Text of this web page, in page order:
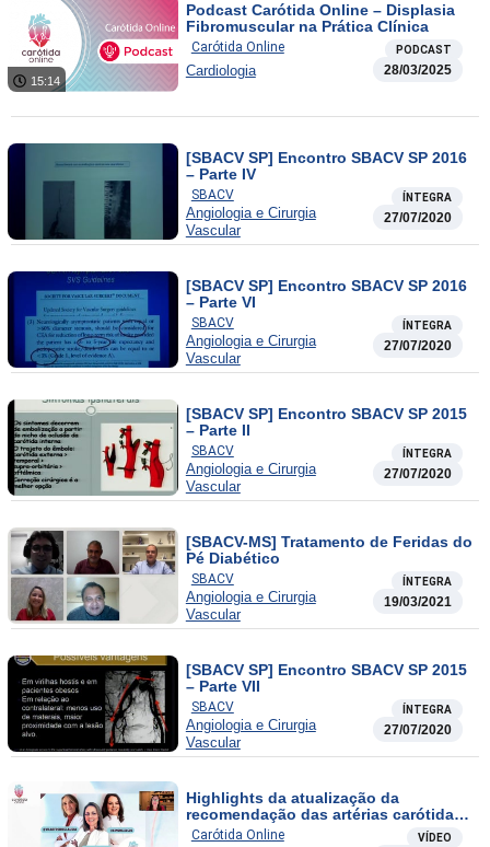
15:14
Podcast Carótida Online – Displasia
Fibromuscular na Prática Clínica
Carótida Online PODCAST
Cardiologia 28/03/2025
[SBACV SP] Encontro SBACV SP 2016
– Parte IV
SBACV ÍNTEGRA
Angiologia e Cirurgia
Vascular
27/07/2020
[SBACV SP] Encontro SBACV SP 2016
– Parte VI
SBACV ÍNTEGRA
Angiologia e Cirurgia
Vascular
27/07/2020
[SBACV SP] Encontro SBACV SP 2015
– Parte II
SBACV ÍNTEGRA
Angiologia e Cirurgia
Vascular
27/07/2020
[SBACV-MS] Tratamento de Feridas do
Pé Diabético
SBACV ÍNTEGRA
Angiologia e Cirurgia
Vascular
19/03/2021
[SBACV SP] Encontro SBACV SP 2015
– Parte VII
SBACV ÍNTEGRA
Angiologia e Cirurgia
Vascular
27/07/2020
Highlights da atualização da
recomendação das artérias carótidas
e vertebrais. O que temos de novo?
Carótida Online VÍDEO